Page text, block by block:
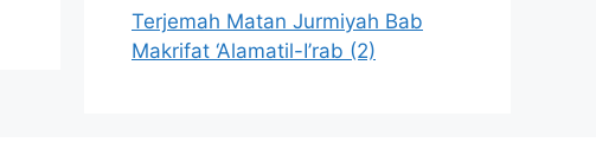
Terjemah Matan Jurmiyah Bab
Makrifat ‘Alamatil-I’rab (2)